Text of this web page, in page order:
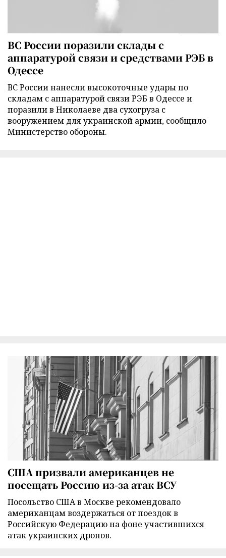
ВС России поразили склады с
аппаратурой связи и средствами РЭБ в
Одессе
ВС России нанесли высокоточные удары по
складам с аппаратурой связи РЭБ в Одессе и
поразили в Николаеве два сухогруза с
вооружением для украинской армии, сообщило
Министерство обороны.
США призвали американцев не
посещать Россию из-за атак ВСУ
Посольство США в Москве рекомендовало
американцам воздержаться от поездок в
Российскую Федерацию на фоне участившихся
атак украинских дронов.